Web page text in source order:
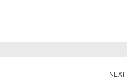
NEXT